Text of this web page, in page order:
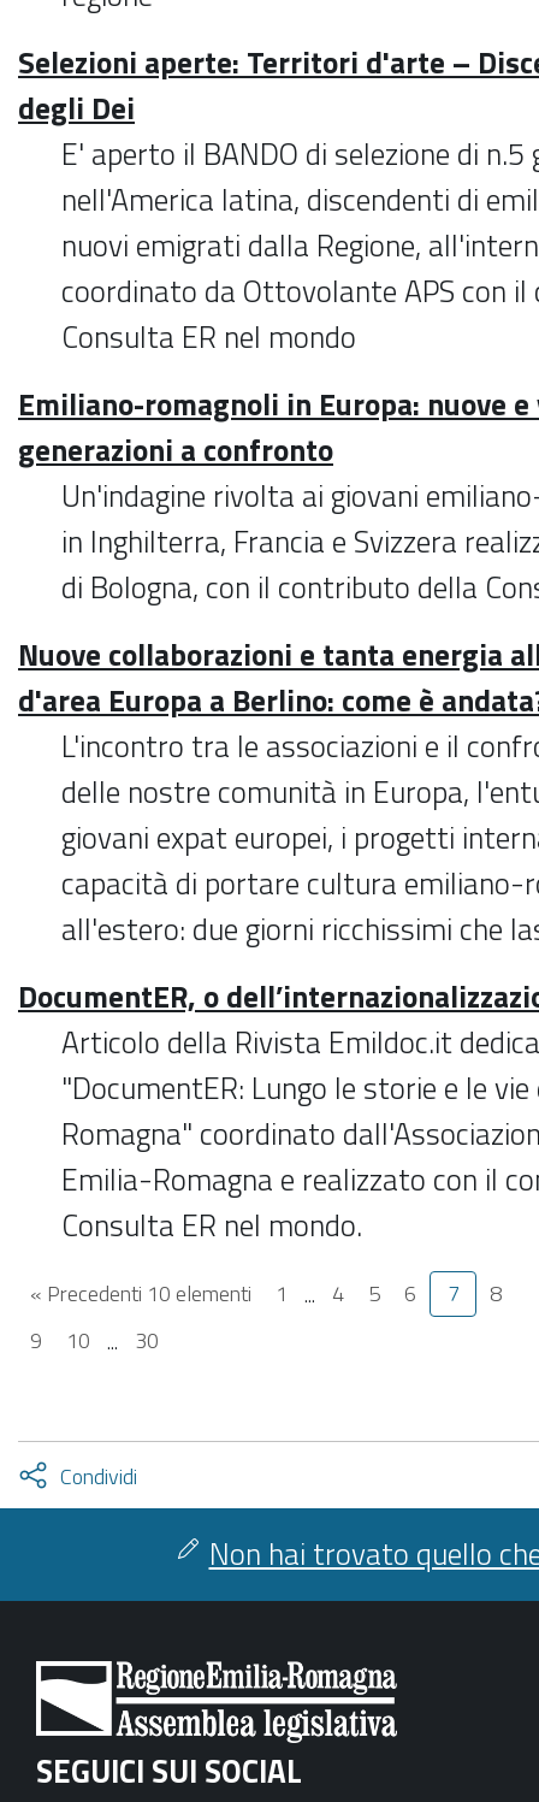
Selezioni aperte: Territori d'arte –
degli Dei
E' aperto il BANDO di selezione di
nell'America latina, discendenti di
nuovi emigrati dalla Regione,
coordinato da Ottovolante APS con
Consulta ER nel mondo
Emiliano-romagnoli in Europa: nuove e
generazioni a confronto
Un'indagine rivolta ai giovani
in Inghilterra, Francia e Svizzera
di Bologna, con il contributo della
Nuove collaborazioni e tanta energia
d'area Europa a Berlino: come è
L'incontro tra le associazioni e il
delle nostre comunità in Europa,
giovani expat europei, i progetti
capacità di portare cultura emiliano-
all'estero: due giorni ricchissimi che
DocumentER, o
Articolo della Rivista Emildoc.it
"DocumentER: Lungo le storie e le
Romagna" coordinato
Emilia-Romagna e realizzato con il
Consulta ER nel mondo.
« Precedenti 10 elementi 1 ... 4 5 6 7
8
9
10 ... 30
Condividi
facebook
twitter
Attiva
condividi
Non hai trovato quello
SEGUICI SUI SOCIAL